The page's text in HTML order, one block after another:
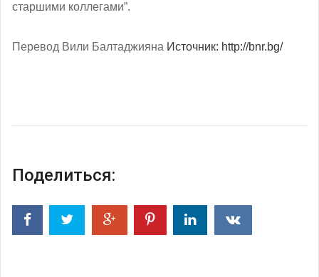
старшими коллегами”.
Перевод Вили Балтаджияна Источник: http://bnr.bg/
Поделиться: